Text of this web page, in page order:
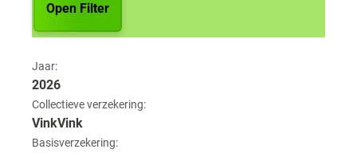
Open Filter
Jaar:
2026
Collectieve verzekering:
VinkVink
Basisverzekering: